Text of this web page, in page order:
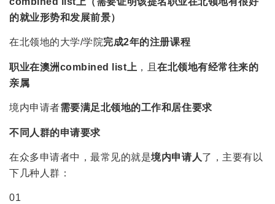
的就业形势和发展前景）
在北领地的大学/学院完成2年的注册课程
职业在澳洲combined list上 ，且在北领地有经常往来的
亲属
境内申请者需要满足北领地的工作和居住要求
不同人群的申请要求
在众多申请者中，最常见的就是境内申请人了，主要有以
下几种人群：
01